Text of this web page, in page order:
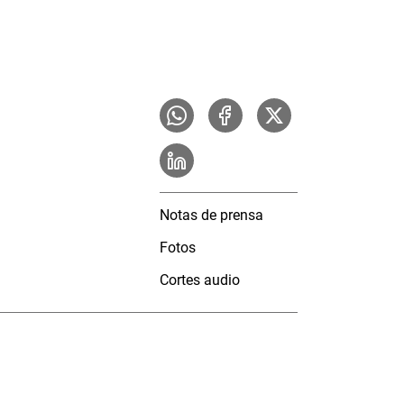
Notas de prensa
Fotos
Cortes audio